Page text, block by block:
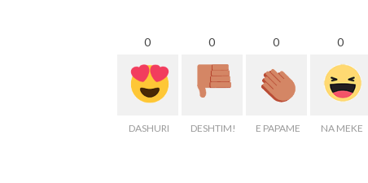
0
DASHURI
0
DESHTIM!
0
E PAPAME
0
NA MEKE